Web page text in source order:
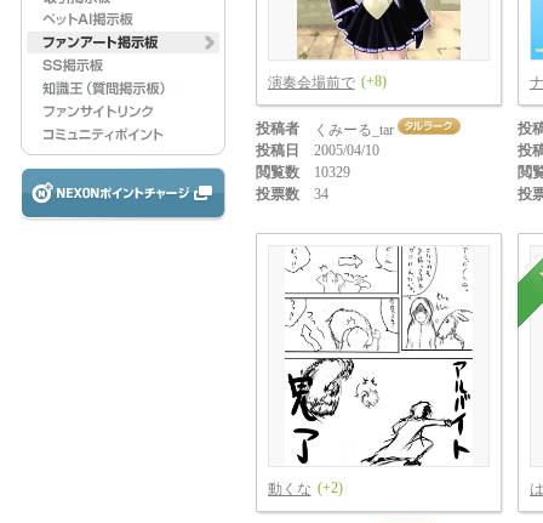
演奏会場前で (+8)
投稿者
くみーる_tar
投稿日
2005/04/10
閲覧数
10329
投票数
34
投
投
閲
投
動くな (+2)